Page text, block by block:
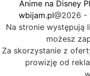
Anime na Disney
wbijam.pl@2026 -
Na stronie występują
możesz
Za skorzystanie z
prowizję od